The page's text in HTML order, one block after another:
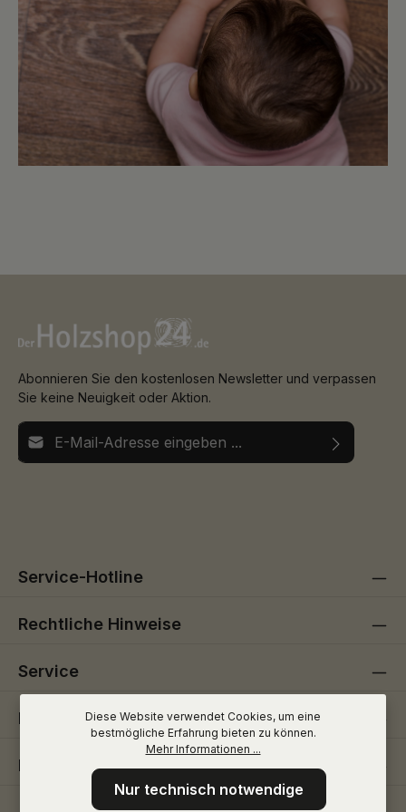
Holz- und Steindesigns in Verbindung mit einer authentischen
Inline-Prägung verleihen jedem Raum ein außergewöhnliches
Wohngefühl.
Abonnieren Sie den kostenlosen Newsletter und verpassen
Sie keine Neuigkeit oder Aktion.
E-Mail-Adresse*
Service-Hotline
Rechtliche Hinweise
Service
Informationen
Folge uns
Diese Website verwendet Cookies, um eine
bestmögliche Erfahrung bieten zu können.
Mehr Informationen ...
Nur technisch notwendige